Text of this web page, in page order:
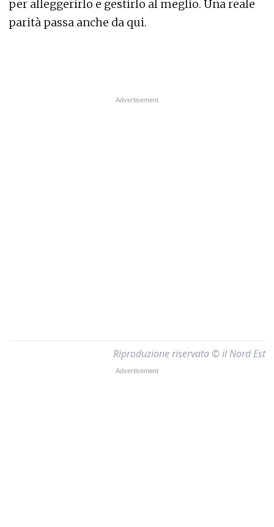
per alleggerirlo e gestirlo al meglio. Una reale
parità passa anche da qui.
Riproduzione riservata © il Nord Est